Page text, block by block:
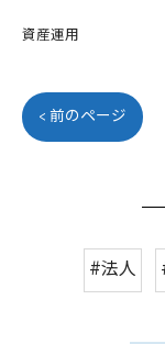
資産運用
< 前のページ
#法人